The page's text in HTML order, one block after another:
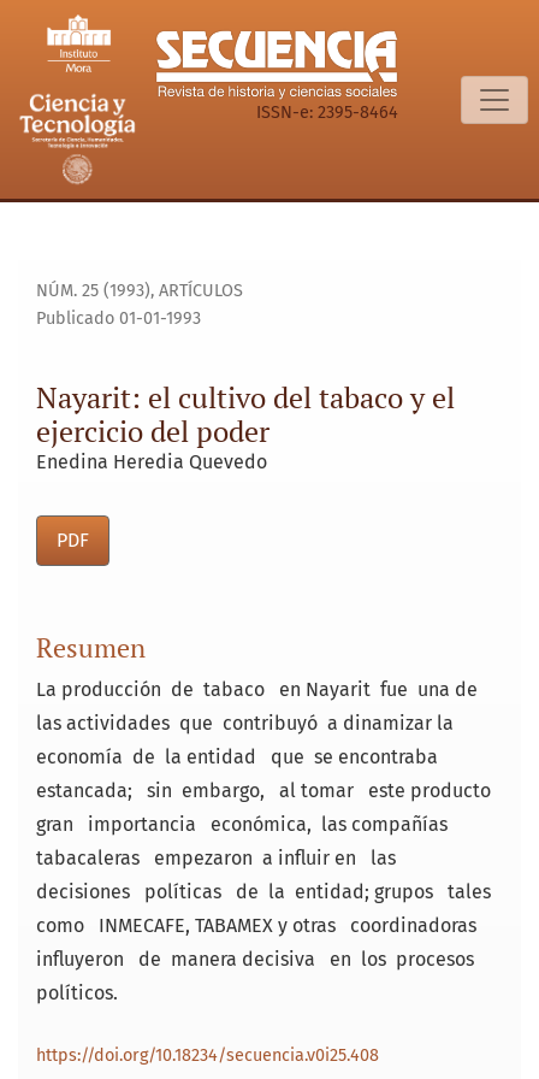
Nayarit: el cultivo del tabaco y el ejercicio del poder
ISSN-e: 2395-8464
NÚM. 25 (1993), ARTÍCULOS
Nayarit: el cultivo del tabaco y el
ejercicio del poder
Publicado 01-01-1993
Enedina Heredia Quevedo
PDF
Resumen
La producción de tabaco en Nayarit fue una de
las actividades que contribuyó a dinamizar la
economía de la entidad que se encontraba
estancada; sin embargo, al tomar este producto
gran importancia económica, las compañías
tabacaleras empezaron a influir en las
decisiones políticas de la entidad; grupos tales
como INMECAFE, TABAMEX y otras coordinadoras
influyeron de manera decisiva en los procesos
políticos.
https://doi.org/10.18234/secuencia.v0i25.408